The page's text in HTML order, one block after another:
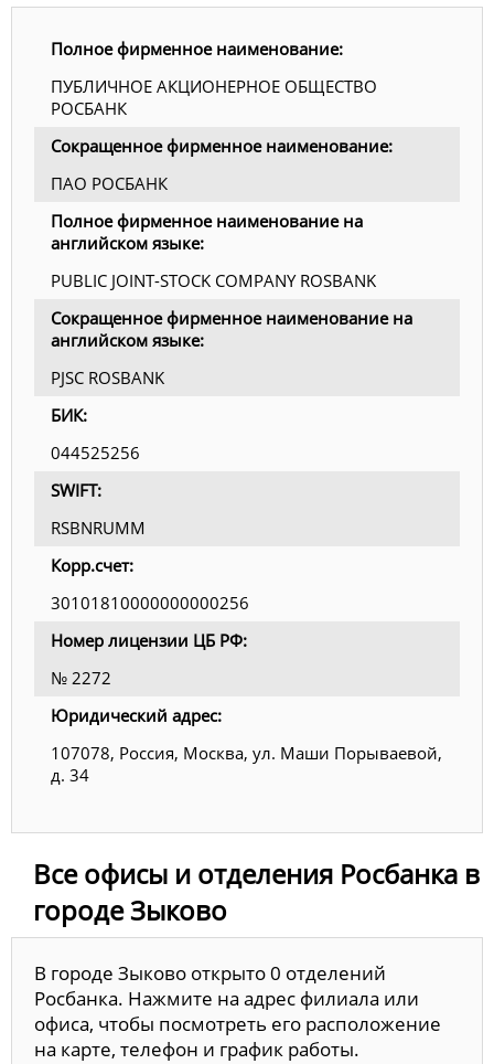
Полное фирменное наименование:
ПУБЛИЧНОЕ АКЦИОНЕРНОЕ ОБЩЕСТВО
РОСБАНК
Сокращенное фирменное наименование:
ПАО РОСБАНК
Полное фирменное наименование на
английском языке:
PUBLIC JOINT-STOCK COMPANY ROSBANK
Сокращенное фирменное наименование на
английском языке:
PJSC ROSBANK
БИК:
044525256
SWIFT:
RSBNRUMM
Корр.счет:
30101810000000000256
Номер лицензии ЦБ РФ:
№ 2272
Юридический адрес:
107078, Россия, Москва, ул. Маши Порываевой,
д. 34
Все офисы и отделения Росбанка в
городе Зыково
В городе Зыково открыто 0 отделений
Росбанка. Нажмите на адрес филиала или
офиса, чтобы посмотреть его расположение
на карте, телефон и график работы.